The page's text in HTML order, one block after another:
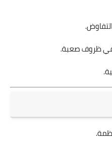
في ظروف صعبة.